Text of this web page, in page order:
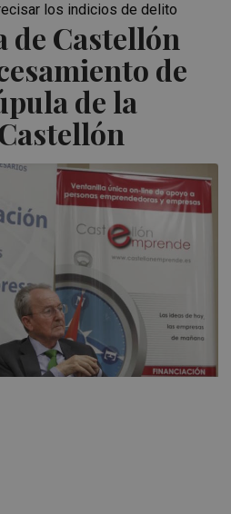
de Castellón
de
de la
los indicios de delito